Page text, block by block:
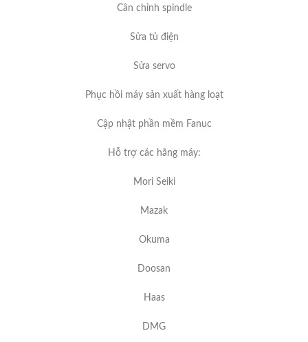
Cân chỉnh spindle
Sửa tủ điện
Sửa servo
Phục hồi máy sản xuất hàng loạt
Cập nhật phần mềm Fanuc
Hỗ trợ các hãng máy:
Mori Seiki
Mazak
Okuma
Doosan
Haas
DMG